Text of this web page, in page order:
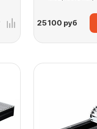
25 100 руб